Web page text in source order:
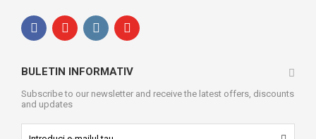
BULETIN INFORMATIV
Subscribe to our newsletter and receive the latest offers, discounts
and updates